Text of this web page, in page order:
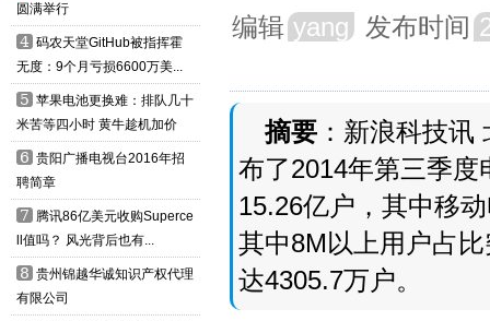
圆满举行
4 码农天堂GitHub被指挥霍
无度：9个月亏损6600万美...
5 苹果电池更换难：排队几十
米苦等四小时 黄牛趁机加价
6 贵阳广播电视台2016年招
聘简章
7 腾讯86亿美元收购Superce
ll值吗？ 风光背后也有...
8 贵州锦越华诚知识产权代理
有限公司
编辑 yang 发布时间
摘要 ：新浪科技
布了2014年第三季
15.26亿户，其中移
其中8M以上用户占
达4305.7万户。